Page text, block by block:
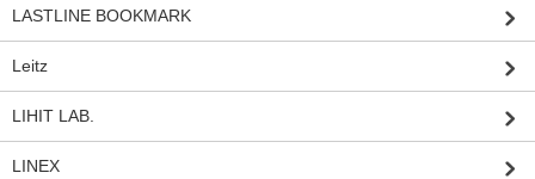
LASTLINE BOOKMARK
Leitz
LIHIT LAB.
LINEX